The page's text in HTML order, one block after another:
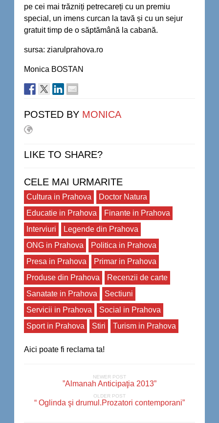
pe cei mai trăzniți petrecareți cu un premiu
special, un imens curcan la tavă și cu un sejur
gratuit timp de o săptămână la cabană.
sursa: ziarulprahova.ro
Monica BOSTAN
POSTED BY MONICA
LIKE TO SHARE?
CELE MAI URMARITE
Cultura in Prahova
Doctor Natura
Educatie in Prahova
Finante in Prahova
Interviuri
Legende din Prahova
ONG in Prahova
Politica in Prahova
Presa in Prahova
Primar in Prahova
Produse din Prahova
Recenzii de carte
Sanatate in Prahova
Sectiuni
Servicii in Prahova
Social in Prahova
Sport in Prahova
Stiri Turism in Prahova
Aici poate fi reclama ta!
NEWER POST
”Almanah Anticipaţia 2013”
OLDER POST
“ Oglinda şi drumul.Prozatori contemporani”